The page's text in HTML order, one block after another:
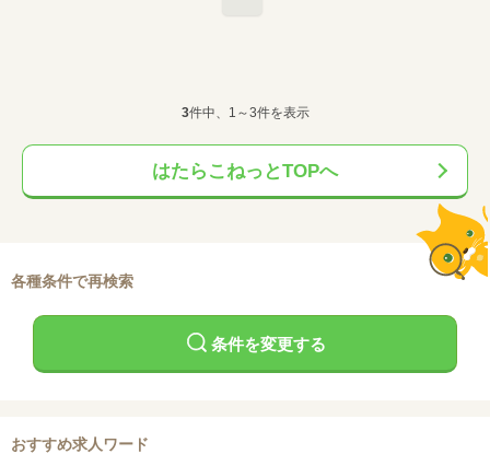
3件中、1～3件を表示
はたらこねっとTOPへ
各種条件で再検索
条件を変更する
おすすめ求人ワード